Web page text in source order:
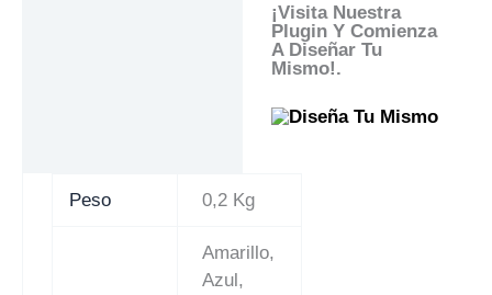
¡Visita Nuestra
Plugin Y Comienza
A Diseñar Tu
Mismo!.
Peso 0,2 Kg
Amarillo,
Azul,